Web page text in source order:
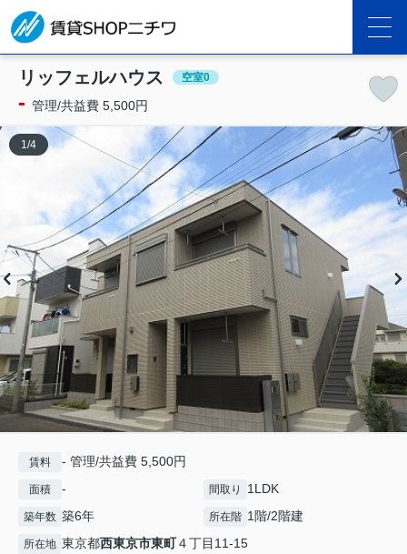
リッフェルハウス 空室0
- 管理/共益費 5,500円
1 /4
賃料 - 管理/共益費 5,500円
面積 - 間取り 1LDK
築年数 築6年 所在階 1階/2階建
所在地 東京都西東京市東町４丁目11-15